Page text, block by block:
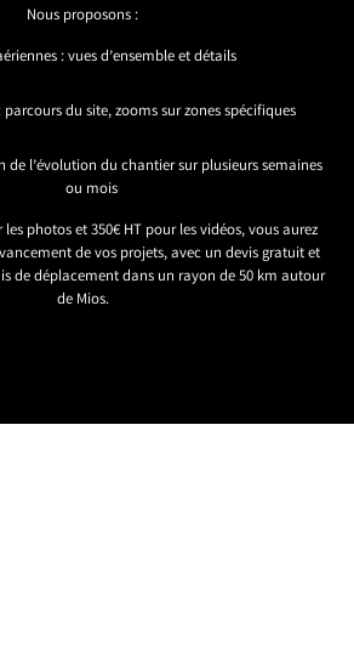
Nous proposons :
: vues d’ensemble et détails
parcours du site, zooms sur zones spécifiques
l’évolution du chantier sur plusieurs semaines
ou mois
photos et 350€ HT pour les vidéos, vous aurez
de vos projets, avec un devis gratuit et
de déplacement dans un rayon de 50 km autour
de Mios.